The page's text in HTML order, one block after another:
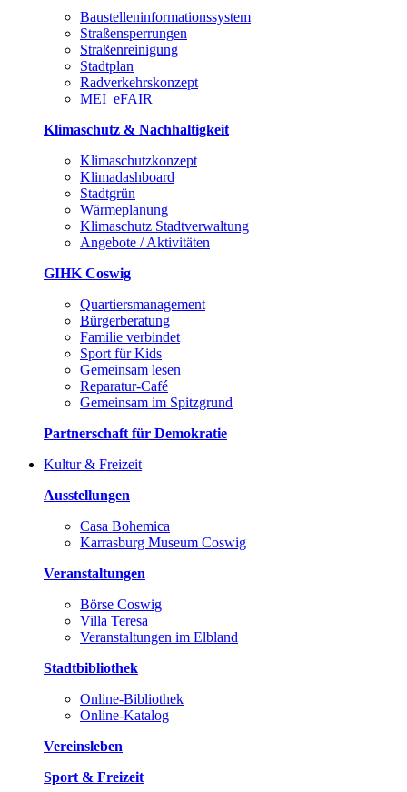
Baustelleninformationssystem
Straßensperrungen
Straßenreinigung
Stadtplan
Radverkehrskonzept
MEI_eFAIR
Klimaschutz & Nachhaltigkeit
Klimaschutzkonzept
Klimadashboard
Stadtgrün
Wärmeplanung
Klimaschutz Stadtverwaltung
Angebote / Aktivitäten
GIHK Coswig
Quartiersmanagement
Bürgerberatung
Familie verbindet
Sport für Kids
Gemeinsam lesen
Reparatur-Café
Gemeinsam im Spitzgrund
Partnerschaft für Demokratie
Kultur & Freizeit
Ausstellungen
Casa Bohemica
Karrasburg Museum Coswig
Veranstaltungen
Börse Coswig
Villa Teresa
Veranstaltungen im Elbland
Stadtbibliothek
Online-Bibliothek
Online-Katalog
Vereinsleben
Sport & Freizeit